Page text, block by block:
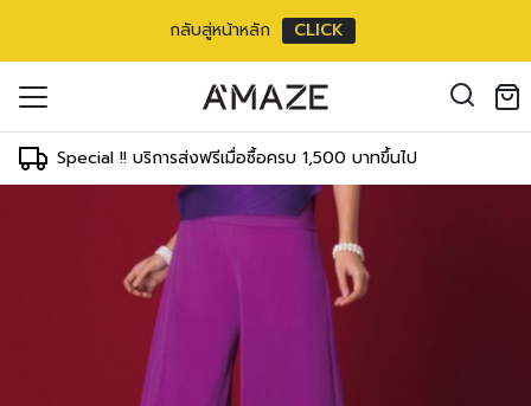
กลับสู่หน้าหลัก CLICK
Special !! บริการส่งฟรีเมื่อซื้อครบ 1,500 บาทขึ้นไป
สี่ส่วน
30 inch
HIPS
89-91 cm
35-36 inch
94-97 cm
99-102 cm
39-40 inch
in the cart.
address*
ข้าสู่ระบบด้วย LINE
ณเพื่อรองรับประสบการณ์การใช้งาน
รวมถึงจุดประสงค์อื่นๆ ตาม